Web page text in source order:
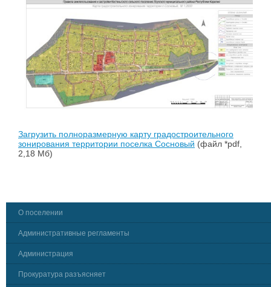
Загрузить полноразмерную карту градостроительного
зонирования территории поселка Сосновый (файл *pdf,
2,18 Мб)
О поселении
Административные регламенты
Администрация
Прокуратура разъясняет